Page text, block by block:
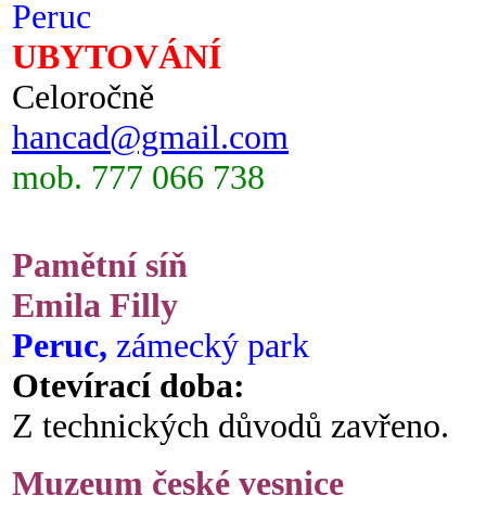
Peruc
UBYTOVÁNÍ
Celoročně
hancad@gmail.com
mob. 777 066 738
Pamětní síň
Emila Filly
Peruc, zámecký park
Otevírací doba:
Z technických důvodů zavřeno.
Muzeum české vesnice